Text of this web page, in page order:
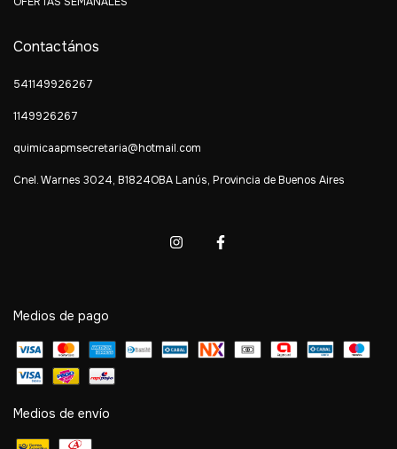
Contactános
541149926267
1149926267
quimicaapmsecretaria@hotmail.com
Cnel. Warnes 3024, B1824OBA Lanús, Provincia de Buenos Aires
Medios de pago
Medios de envío